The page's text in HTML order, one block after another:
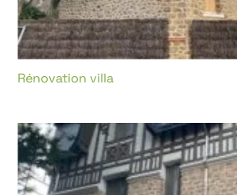
Rénovation villa